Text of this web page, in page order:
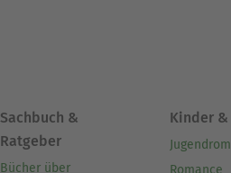
Sachbuch &
Ratgeber
Bücher über
Kinder &
Romance